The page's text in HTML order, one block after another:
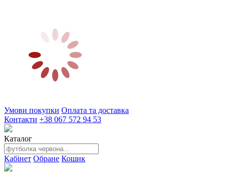
Умови покупки Оплата та доставка
Контакти +38 067 572 94 53
Каталог
Кабінет Обране Кошик